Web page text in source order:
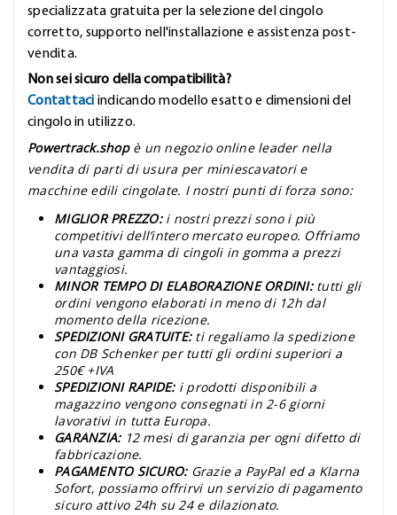
specializzata gratuita per la selezione del cingolo
corretto, supporto nell'installazione e assistenza post-
vendita.
Non sei sicuro della compatibilità?
Contattaci indicando modello esatto e dimensioni del
cingolo in utilizzo.
Powertrack.shop è un negozio online leader nella
vendita di parti di usura per miniescavatori e
macchine edili cingolate. I nostri punti di forza sono:
MIGLIOR PREZZO: i nostri prezzi sono i più
competitivi dell’intero mercato europeo. Offriamo
una vasta gamma di cingoli in gomma a prezzi
vantaggiosi.
MINOR TEMPO DI ELABORAZIONE ORDINI: tutti gli
ordini vengono elaborati in meno di 12h dal
momento della ricezione.
SPEDIZIONI GRATUITE: ti regaliamo la spedizione
con DB Schenker per tutti gli ordini superiori a
250€ +IVA
SPEDIZIONI RAPIDE: i prodotti disponibili a
magazzino vengono consegnati in 2-6 giorni
lavorativi in tutta Europa.
GARANZIA: 12 mesi di garanzia per ogni difetto di
fabbricazione.
PAGAMENTO SICURO: Grazie a PayPal ed a Klarna
Sofort, possiamo offrirvi un servizio di pagamento
sicuro attivo 24h su 24 e dilazionato.